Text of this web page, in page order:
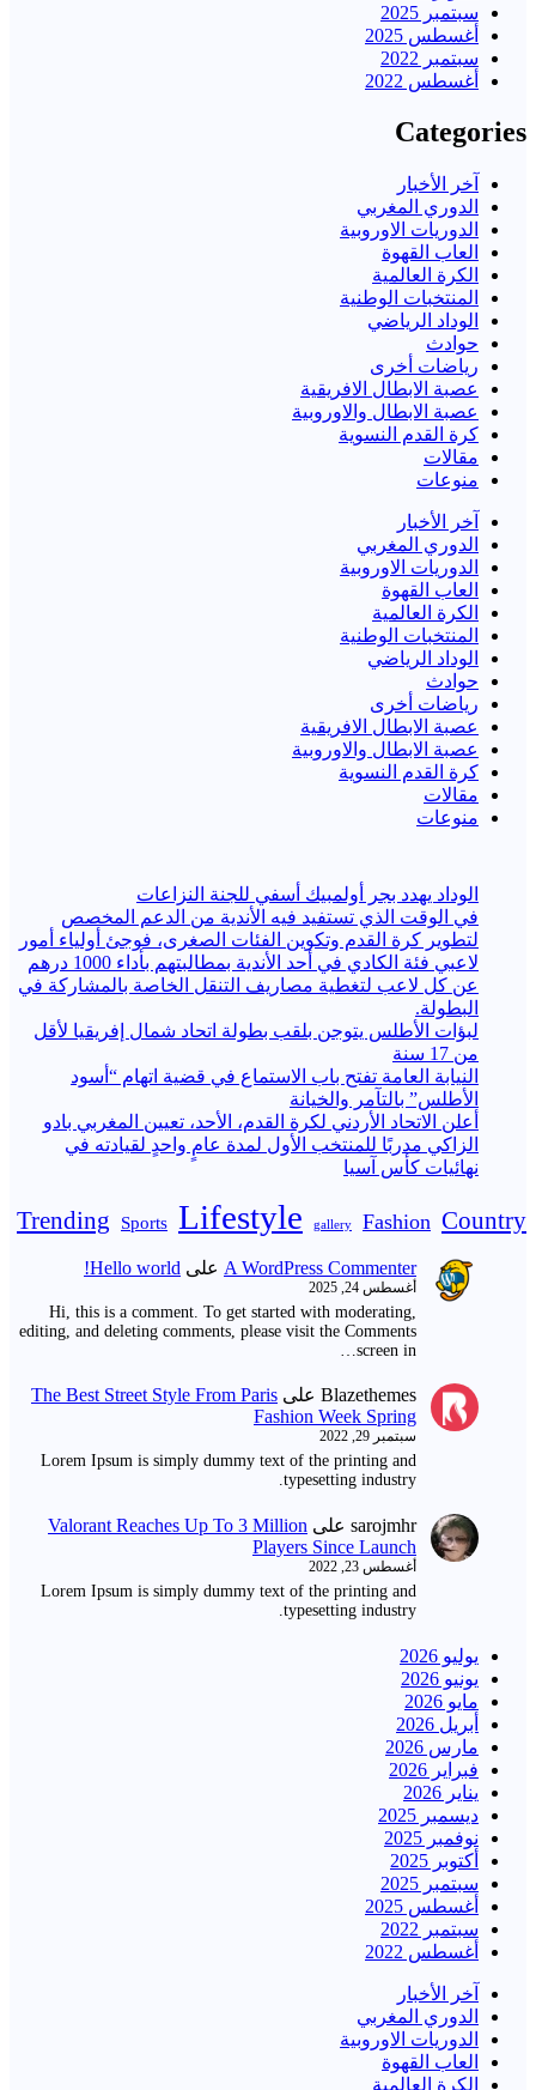
سبتمبر 2025
أغسطس 2025
سبتمبر 2022
أغسطس 2022
Categories
آخر الأخبار
الدوري المغربي
الدوريات الاوروبية
العاب القهوة
الكرة العالمية
المنتخبات الوطنية
الوداد الرياضي
حوادث
رياضات أخرى
عصبة الابطال الافريقية
عصبة الابطال والاوروبية
كرة القدم النسوية
مقالات
منوعات
آخر الأخبار
الدوري المغربي
الدوريات الاوروبية
العاب القهوة
الكرة العالمية
المنتخبات الوطنية
الوداد الرياضي
حوادث
رياضات أخرى
عصبة الابطال الافريقية
عصبة الابطال والاوروبية
كرة القدم النسوية
مقالات
منوعات
الوداد يهدد بجر أولمبيك أسفي للجنة النزاعات
في الوقت الذي تستفيد فيه الأندية من الدعم المخصص
لتطوير كرة القدم وتكوين الفئات الصغرى، فوجئ أولياء أمور
لاعبي فئة الكادي في أحد الأندية بمطالبتهم بأداء 1000 درهم
عن كل لاعب لتغطية مصاريف التنقل الخاصة بالمشاركة في
البطولة.
لبؤات الأطلس يتوجن بلقب بطولة اتحاد شمال إفريقيا لأقل
من 17 سنة
النيابة العامة تفتح باب الاستماع في قضية اتهام “أسود
الأطلس” بالتآمر والخيانة
أعلن الاتحاد الأردني لكرة القدم، الأحد، تعيين المغربي بادو
الزاكي مدربًا للمنتخب الأول لمدة عامٍ واحدٍ لقيادته ​في
نهائيات كأس آسيا
Country
Fashion
gallery
Lifestyle
Sports
Trending
A WordPress Commenter على Hello world!
أغسطس 24, 2025
Hi, this is a comment. To get started with moderating,
editing, and deleting comments, please visit the Comments
screen in…
Blazethemes على The Best Street Style From Paris
Fashion Week Spring
سبتمبر 29, 2022
Lorem Ipsum is simply dummy text of the printing and
typesetting industry.
sarojmhr على Valorant Reaches Up To 3 Million
Players Since Launch
أغسطس 23, 2022
Lorem Ipsum is simply dummy text of the printing and
typesetting industry.
يوليو 2026
يونيو 2026
مايو 2026
أبريل 2026
مارس 2026
فبراير 2026
يناير 2026
ديسمبر 2025
نوفمبر 2025
أكتوبر 2025
سبتمبر 2025
أغسطس 2025
سبتمبر 2022
أغسطس 2022
آخر الأخبار
الدوري المغربي
الدوريات الاوروبية
العاب القهوة
الكرة العالمية